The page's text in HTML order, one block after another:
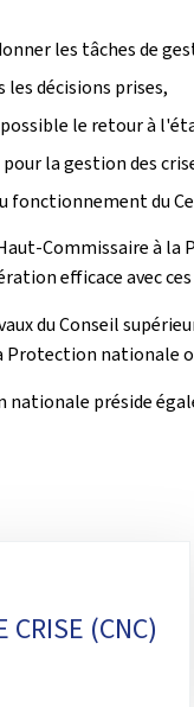
les tâches de
décisions prises,
le retour à
la gestion des
fonctionnement du
Commissaire à
efficace avec
du Conseil
Protection nationale
préside
CRISE (CNC)